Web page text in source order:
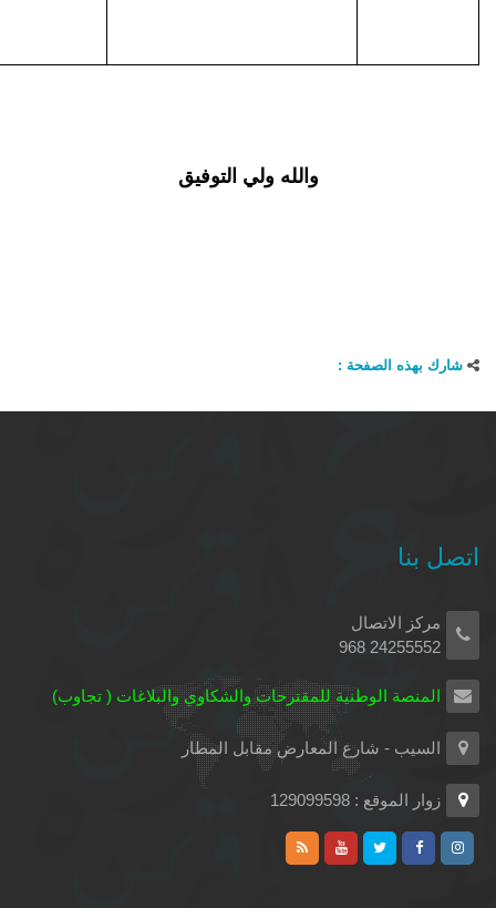
والله ولي التوفيق
شارك بهذه الصفحة :
اتصل بنا
مركز الاتصال
24255552 968
المنصة الوطنية للمقترحات والشكاوي والبلاغات ( تجاوب)
السيب - شارع المعارض مقابل المطار
زوار الموقع : 129099598